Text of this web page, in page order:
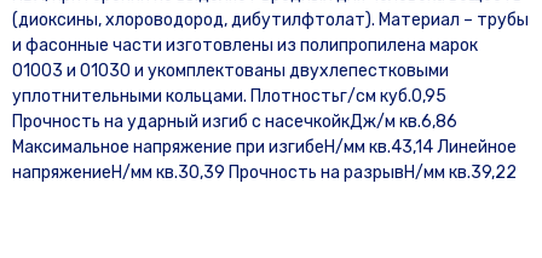
(диоксины, хлороводород, дибутилфтолат). Материал – трубы
и фасонные части изготовлены из полипропилена марок
01003 и 01030 и укомплектованы двухлепестковыми
уплотнительными кольцами. Плотностьг/см куб.0,95
Прочность на ударный изгиб с насечкойкДж/м кв.6,86
Максимальное напряжение при изгибеН/мм кв.43,14 Линейное
напряжениеН/мм кв.30,39 Прочность на разрывН/мм кв.39,22